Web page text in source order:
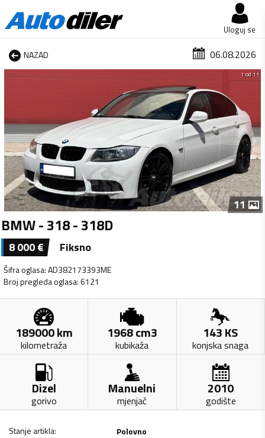
Uloguj se
NAZAD 06.08.2026
1 od 11
11
BMW - 318 - 318D
8 000€ Fiksno
Šifra oglasa:AD382173393ME
Broj pregleda oglasa:6121
189000km
kilometraža
1968cm3
kubikaža
143KS
konjska snaga
Dizel
gorivo
Manuelni
mjenjač
2010
godište
Stanje artikla:
Polovno